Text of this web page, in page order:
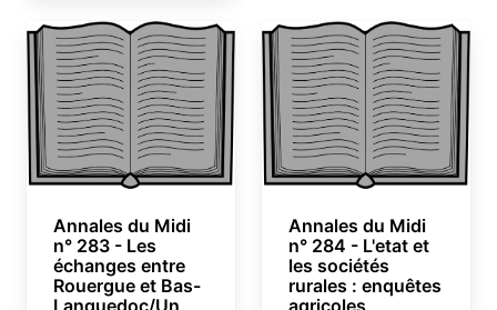
Annales du Midi
n° 283 - Les
échanges entre
Rouergue et Bas-
Languedoc/Un
Annales du Midi
n° 284 - L'etat et
les sociétés
rurales : enquêtes
agricoles,